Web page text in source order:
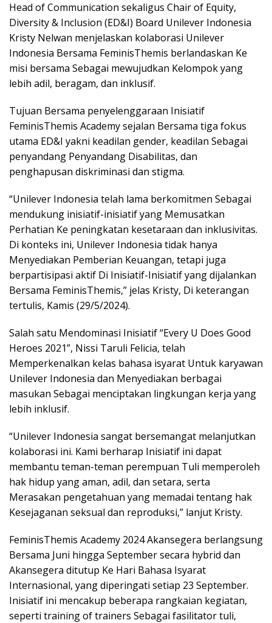
Head of Communication sekaligus Chair of Equity,
Diversity & Inclusion (ED&I) Board Unilever Indonesia
Kristy Nelwan menjelaskan kolaborasi Unilever
Indonesia Bersama FeminisThemis berlandaskan Ke
misi bersama Sebagai mewujudkan Kelompok yang
lebih adil, beragam, dan inklusif.
Tujuan Bersama penyelenggaraan Inisiatif
FeminisThemis Academy sejalan Bersama tiga fokus
utama ED&I yakni keadilan gender, keadilan Sebagai
penyandang Penyandang Disabilitas, dan
penghapusan diskriminasi dan stigma.
“Unilever Indonesia telah lama berkomitmen Sebagai
mendukung inisiatif-inisiatif yang Memusatkan
Perhatian Ke peningkatan kesetaraan dan inklusivitas.
Di konteks ini, Unilever Indonesia tidak hanya
Menyediakan Pemberian Keuangan, tetapi juga
berpartisipasi aktif Di Inisiatif-Inisiatif yang dijalankan
Bersama FeminisThemis,” jelas Kristy, Di keterangan
tertulis, Kamis (29/5/2024).
Salah satu Mendominasi Inisiatif “Every U Does Good
Heroes 2021”, Nissi Taruli Felicia, telah
Memperkenalkan kelas bahasa isyarat Untuk karyawan
Unilever Indonesia dan Menyediakan berbagai
masukan Sebagai menciptakan lingkungan kerja yang
lebih inklusif.
“Unilever Indonesia sangat bersemangat melanjutkan
kolaborasi ini. Kami berharap Inisiatif ini dapat
membantu teman-teman perempuan Tuli memperoleh
hak hidup yang aman, adil, dan setara, serta
Merasakan pengetahuan yang memadai tentang hak
Kesejaganan seksual dan reproduksi,” lanjut Kristy.
FeminisThemis Academy 2024 Akansegera berlangsung
Bersama Juni hingga September secara hybrid dan
Akansegera ditutup Ke Hari Bahasa Isyarat
Internasional, yang diperingati setiap 23 September.
Inisiatif ini mencakup beberapa rangkaian kegiatan,
seperti training of trainers Sebagai fasilitator tuli,